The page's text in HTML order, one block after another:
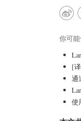
你可能
[
通
使